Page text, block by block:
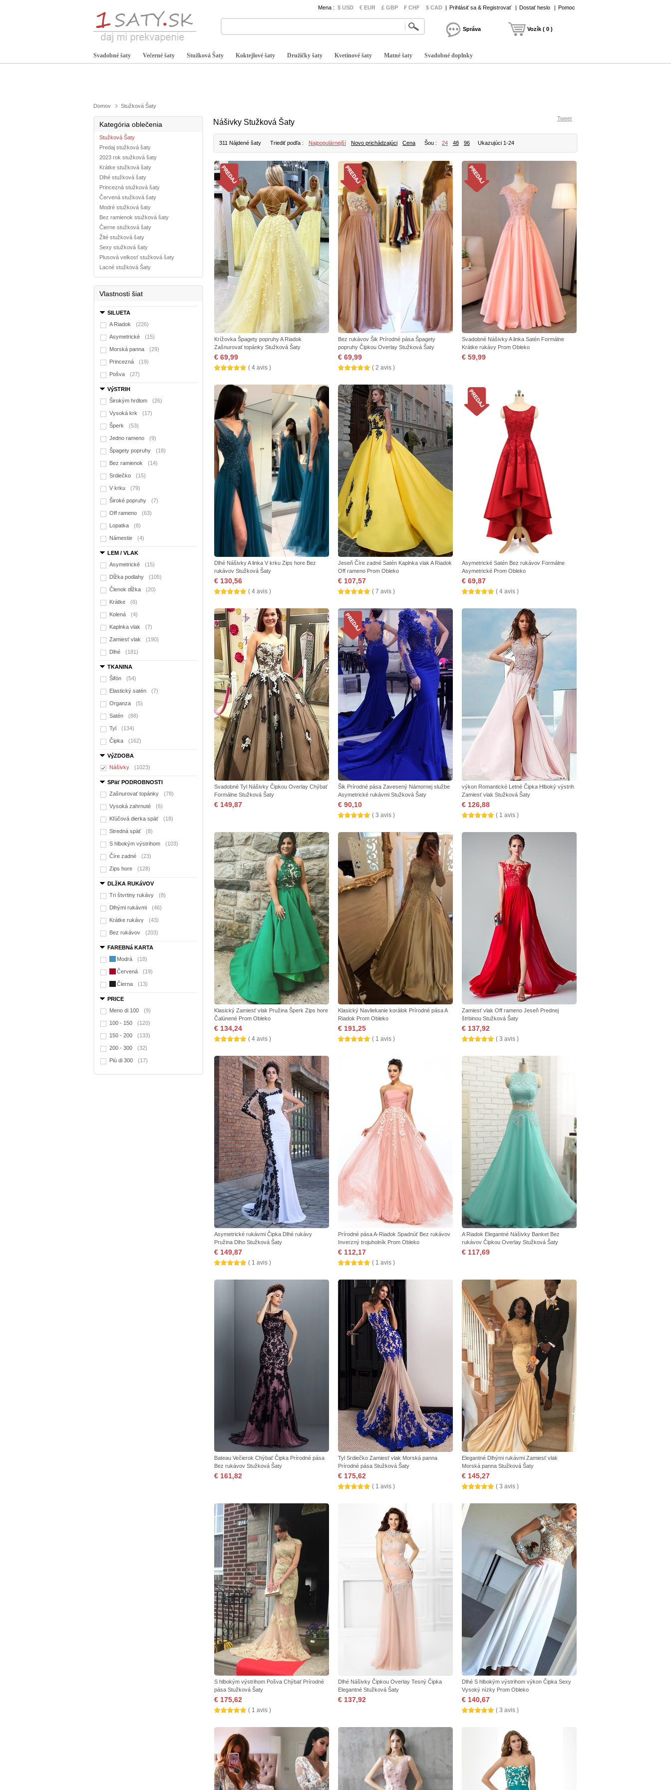
Mena : $ USD € EUR £ GBP ₣ CHF $ CAD | Prihlásiť sa & Registrovať | Dostať heslo | Pomoc
Správa Vozík ( 0 )
Svadobné šaty Večerné šaty Stužková Šaty Koktejlové šaty Družičky šaty Kvetinové šaty Matné šaty Svadobné doplnky
Domov Stužková Šaty
Kategória oblečenia
Stužková Šaty
Predaj stužková šaty
2023 rok stužková šaty
Krátke stužková šaty
Dlhé stužková šaty
Princezná stužková šaty
Červená stužková šaty
Modré stužková šaty
Bez ramienok stužková šaty
Čierne stužková šaty
Žlté stužková šaty
Sexy stužková šaty
Plusová velkosť stužková šaty
Lacné stužková Šaty
Vlastnosti šiat
SILUETA
A Riadok
(226)
Asymetrické (15)
Morská panna (29)
Princezná (19)
Pošva (27)
VýSTRIH
Širokým hrdlom
(26)
Vysoká krk (17)
Šperk (53)
Jedno rameno (9)
Špagety popruhy (18)
Bez ramienok (14)
Srdiečko (15)
V krku (79)
Široké popruhy (7)
Off rameno (63)
Lopatka (8)
Námestie (4)
LEM / VLAK
Asymetrické
(15)
Dĺžka podlahy (105)
Členok dĺžka (20)
Krátke (6)
Kolená (4)
Kaplnka vlak (7)
Zamiesť vlak (190)
Dlhé (181)
TKANINA
Šifón
(54)
Elastický satén (7)
Organza (5)
Satén (88)
Tyl (134)
Čipka (162)
VýZDOBA
Nášivky
(1023)
SPäť PODROBNOSTI
Zašnurovať topánky
(78)
Vysoká zahrnuté (6)
Kľúčová dierka späť (18)
Stredná späť (8)
S hlbokým výstrihom (103)
Číre zadné (23)
Zips hore (128)
DLžKA RUKáVOV
Tri štvrtiny rukávy
(8)
Dlhými rukávmi (46)
Krátke rukávy (43)
Bez rukávov (203)
FAREBNá KARTA
Modrá
(18)
Červená (19)
Čierna (13)
PRICE
Meno di 100
(9)
100 - 150 (120)
150 - 200 (133)
200 - 300 (32)
Più di 300 (17)
Nášivky Stužková Šaty Tweet
311 Nájdené šaty Triediť podľa : Najpopulárnejší Novo prichádzajúci Cena Šou : 24 48 96 Ukazujúci 1-24
Krížovka Špagety popruhy A Riadok
Zašnurovať topánky Stužková Šaty
€ 69,99
( 4 avis )
Bez rukávov Šik Prírodné pása Špagety
popruhy Čipkou Overlay Stužková Šaty
€ 69,99
( 2 avis )
Svadobné Nášivky A linka Satén Formálne
Krátke rukávy Prom Obleko
€ 59,99
Dlhé Nášivky A linka V krku Zips hore Bez
rukávov Stužková Šaty
€ 130,56
( 4 avis )
Jeseň Číre zadné Satén Kaplnka vlak A Riadok
Off rameno Prom Obleko
€ 107,57
( 7 avis )
Asymetrické Satén Bez rukávov Formálne
Asymetrické Prom Obleko
€ 69,87
( 4 avis )
Svadobné Tyl Nášivky Čipkou Overlay Chýbať
Formálne Stužková Šaty
€ 149,87
Šik Prírodné pása Zavesený Námornej službe
Asymetrické rukávmi Stužková Šaty
€ 90,10
( 3 avis )
výkon Romantické Letné Čipka Hlboký výstrih
Zamiesť vlak Stužková Šaty
€ 126,88
( 1 avis )
Klasický Zamiesť vlak Pružina Šperk Zips hore
Čalúnené Prom Obleko
€ 134,24
( 4 avis )
Klasický Navliekanie korálok Prírodné pása A
Riadok Prom Obleko
€ 191,25
( 1 avis )
Zamiesť vlak Off rameno Jeseň Prednej
štrbinou Stužková Šaty
€ 137,92
( 3 avis )
Asymetrické rukávmi Čipka Dlhé rukávy
Pružina Dlho Stužková Šaty
€ 149,87
( 1 avis )
Prírodné pása A-Riadok Spadnúť Bez rukávov
Inverzný trojuholník Prom Obleko
€ 112,17
( 1 avis )
A Riadok Elegantné Nášivky Banket Bez
rukávov Čipkou Overlay Stužková Šaty
€ 117,69
Bateau Večierok Chýbať Čipka Prírodné pása
Bez rukávov Stužková Šaty
€ 161,82
Tyl Srdiečko Zamiesť vlak Morská panna
Prírodné pása Stužková Šaty
€ 175,62
( 1 avis )
Elegantné Dlhými rukávmi Zamiesť vlak
Morská panna Stužková Šaty
€ 145,27
( 3 avis )
S hlbokým výstrihom Pošva Chýbať Prírodné
pása Stužková Šaty
€ 175,62
( 1 avis )
Dlhé Nášivky Čipkou Overlay Tesný Čipka
Elegantné Stužková Šaty
€ 137,92
Dlhé S hlbokým výstrihom výkon Čipka Sexy
Vysoký nízky Prom Obleko
€ 140,67
( 3 avis )